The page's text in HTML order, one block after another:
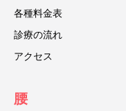
各種料金表
診療の流れ
アクセス
腰